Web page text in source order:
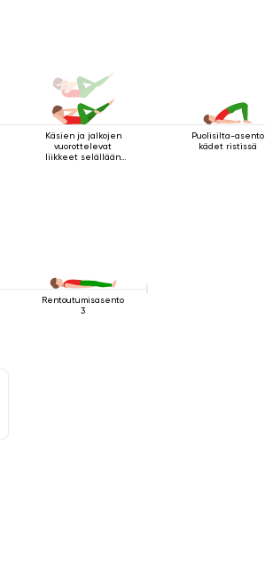
Käsien ja jalkojen
vuorottelevat
liikkeet selällään
Puolisilta-asento
kädet ristissä
Rentoutumisasento
3